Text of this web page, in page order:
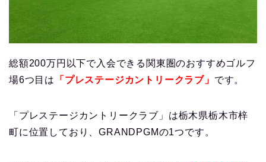
総額200万円以下で入会できる関東圏のおすすめゴルフ
場6つ目は
「プレステージカントリークラブ」 です。
「プレステージカントリークラブ」は栃木県栃木市梓
町に位置しており、GRANDPGMの1つです。